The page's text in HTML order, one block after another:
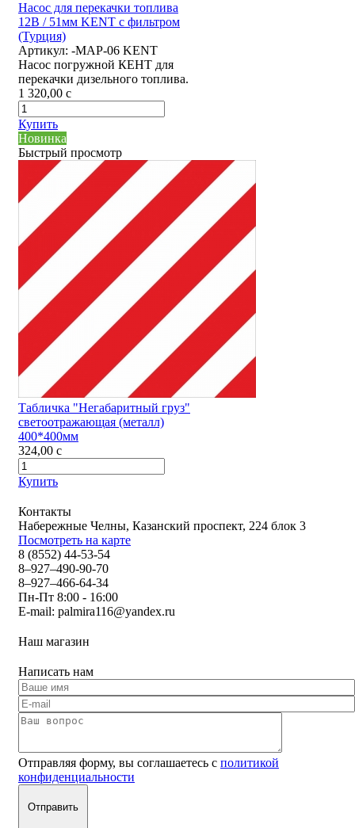
Насос для перекачки топлива
12В / 51мм KENT с фильтром
(Турция)
Артикул: -MAP-06 KENT
Насос погружной КЕНТ для
перекачки дизельного топлива.
1 320,00 c
Купить
Новинка
Быстрый просмотр
Табличка "Негабаритный груз"
светоотражающая (металл)
400*400мм
324,00 c
Купить
Контакты
Набережные Челны, Казанский проспект, 224 блок 3
Посмотреть на карте
8 (8552) 44-53-54
8–927–490-90-70
8–927–466-64-34
Пн-Пт 8:00 - 16:00
E-mail: palmira116@yandex.ru
Наш магазин
Написать нам
Отправляя форму, вы соглашаетесь с политикой
конфиденциальности